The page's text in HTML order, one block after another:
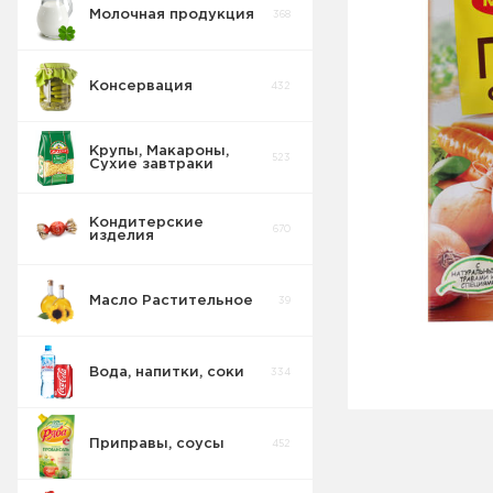
Молочная продукция 368
Консервация 432
Крупы, Макароны,
Сухие завтраки
523
Кондитерские
изделия
670
Масло Растительное 39
Вода, напитки, соки 334
Приправы, соусы 452